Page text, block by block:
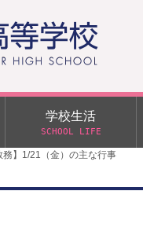
務】1/21（金）の主な行事
学クラス（Tクラス）
学校生活
SCHOOL LIFE